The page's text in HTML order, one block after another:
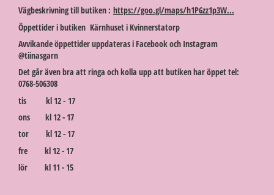
Vägbeskrivning till butiken : https://goo.gl/maps/h1P6zz1p3W...
Öppettider i butiken Kärnhuset i Kvinnerstatorp
Avvikande öppettider uppdateras i Facebook och Instagram
@tiinasgarn
Det går även bra att ringa och kolla upp att butiken har öppet tel:
0768-506308
tis kl 12 - 17
ons kl 12 - 17
tor kl 12 - 17
fre kl 12 - 17
lör kl 11 - 15